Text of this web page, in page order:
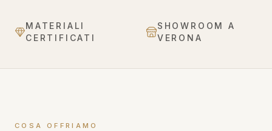
MATERIALI
CERTIFICATI
SHOWROOM A
VERONA
COSA OFFRIAMO